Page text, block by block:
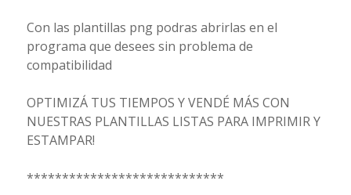
Con las plantillas png podras abrirlas en el
programa que desees sin problema de
compatibilidad
OPTIMIZÁ TUS TIEMPOS Y VENDÉ MÁS CON
NUESTRAS PLANTILLAS LISTAS PARA IMPRIMIR Y
ESTAMPAR!
****************************